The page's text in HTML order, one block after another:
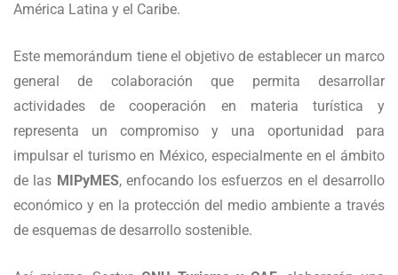
América Latina y el Caribe.
Este memorándum tiene el objetivo de establecer un marco
general de colaboración que permita desarrollar
actividades de cooperación en materia turística y
representa un compromiso y una oportunidad para
impulsar el turismo en México, especialmente en el ámbito
de las MIPyMES, enfocando los esfuerzos en el desarrollo
económico y en la protección del medio ambiente a través
de esquemas de desarrollo sostenible.